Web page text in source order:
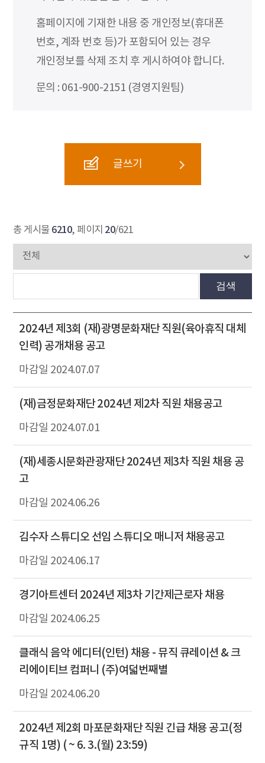
홈페이지에 기재한 내용 중 개인정보(휴대폰
번호, 계좌 번호 등)가 포함되어 있는 경우
개인정보를 삭제 조치 후 게시하여야 합니다.
문의 : 061-900-2151 (경영지원팀)
글쓰기
총 게시물 6210, 페이지 20/621
검색
2024년 제3회 (재)광명문화재단 직원(육아휴직 대체
인력) 공개채용 공고
2024.07.07
(재)금정문화재단 2024년 제2차 직원 채용공고
2024.07.01
(재)세종시문화관광재단 2024년 제3차 직원 채용 공
고
2024.06.26
김수자 스튜디오 선임 스튜디오 매니저 채용공고
2024.06.17
경기아트센터 2024년 제3차 기간제근로자 채용
2024.06.25
클래식 음악 에디터(인턴) 채용 - 뮤직 큐레이션 & 크
리에이티브 컴퍼니 (주)여덟번째별
2024.06.20
2024년 제2회 마포문화재단 직원 긴급 채용 공고(정
규직 1명) ( ~ 6. 3.(월) 23:59)